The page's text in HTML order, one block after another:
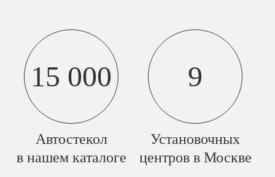
15 000
Автостекол
в нашем каталоге
9
Установочных
центров в Москве